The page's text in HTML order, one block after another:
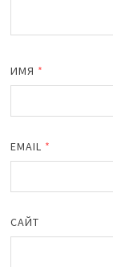
ИМЯ *
EMAIL *
САЙТ